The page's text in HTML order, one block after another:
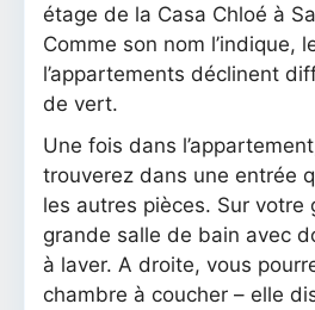
étage de la Casa Chloé à
Comme son nom l’indique,
l’appartements déclinent
de vert.
Une fois dans
trouverez dans une entrée
les autres pièces. Sur votre
grande salle de bain avec
à laver. A droite, vous
chambre à coucher – elle